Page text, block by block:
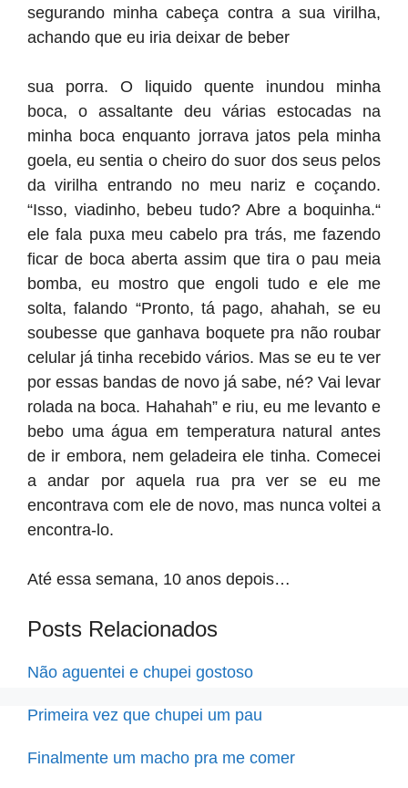
segurando minha cabeça contra a sua virilha,
achando que eu iria deixar de beber
sua porra. O liquido quente inundou minha
boca, o assaltante deu várias estocadas na
minha boca enquanto jorrava jatos pela minha
goela, eu sentia o cheiro do suor dos seus pelos
da virilha entrando no meu nariz e coçando.
“Isso, viadinho, bebeu tudo? Abre a boquinha.“
ele fala puxa meu cabelo pra trás, me fazendo
ficar de boca aberta assim que tira o pau meia
bomba, eu mostro que engoli tudo e ele me
solta, falando “Pronto, tá pago, ahahah, se eu
soubesse que ganhava boquete pra não roubar
celular já tinha recebido vários. Mas se eu te ver
por essas bandas de novo já sabe, né? Vai levar
rolada na boca. Hahahah” e riu, eu me levanto e
bebo uma água em temperatura natural antes
de ir embora, nem geladeira ele tinha. Comecei
a andar por aquela rua pra ver se eu me
encontrava com ele de novo, mas nunca voltei a
encontra-lo.
Até essa semana, 10 anos depois…
Posts Relacionados
Não aguentei e chupei gostoso
Primeira vez que chupei um pau
Finalmente um macho pra me comer